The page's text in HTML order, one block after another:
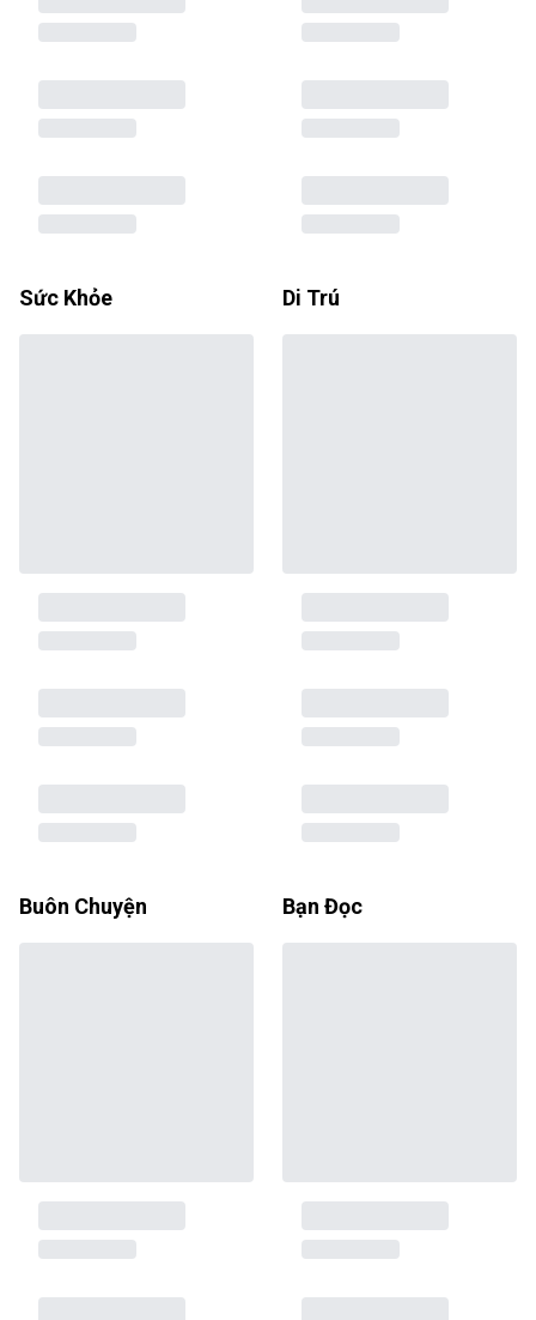
Sức Khỏe Di Trú
Buôn Chuyện Bạn Đọc